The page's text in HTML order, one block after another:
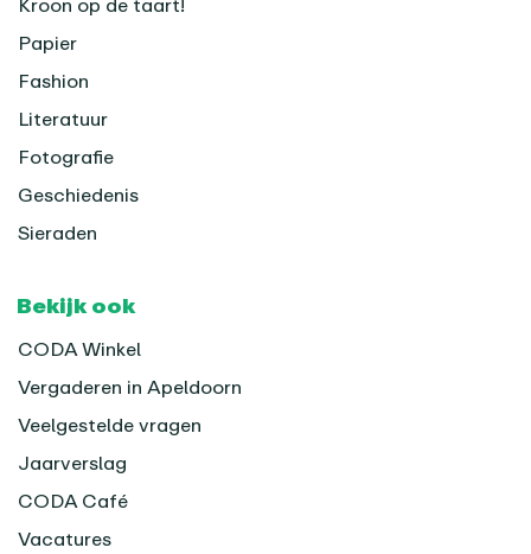
Kroon op de taart!
Papier
Fashion
Literatuur
Fotografie
Geschiedenis
Sieraden
Bekijk ook
CODA Winkel
Vergaderen in Apeldoorn
Veelgestelde vragen
Jaarverslag
CODA Café
Vacatures